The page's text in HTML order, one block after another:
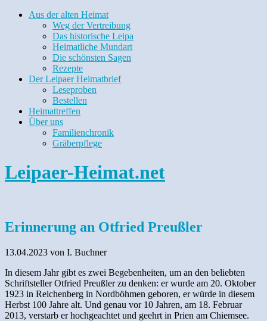
Aus der alten Heimat
Weg der Vertreibung
Das historische Leipa
Heimatliche Mundart
Die schönsten Sagen
Rezepte
Der Leipaer Heimatbrief
Leseproben
Bestellen
Heimattreffen
Über uns
Familienchronik
Gräberpflege
Leipaer-Heimat.net
Erinnerung an Otfried Preußler
13.04.2023 von I. Buchner
In diesem Jahr gibt es zwei Begebenheiten, um an den beliebten
Schriftsteller Otfried Preußler zu denken: er wurde am 20. Oktober
1923 in Reichenberg in Nordböhmen geboren, er würde in diesem
Herbst 100 Jahre alt. Und genau vor 10 Jahren, am 18. Februar
2013, verstarb er hochgeachtet und geehrt in Prien am Chiemsee.